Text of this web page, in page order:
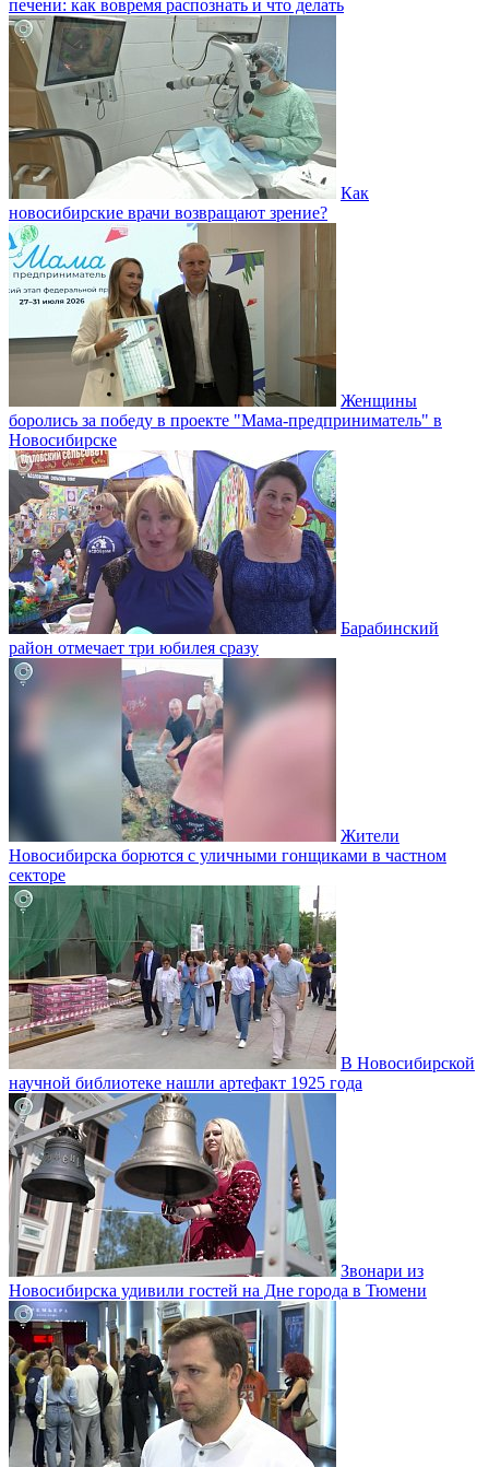
печени: как вовремя распознать и что делать
Как
новосибирские врачи возвращают зрение?
Женщины
боролись за победу в проекте "Мама-предприниматель" в
Новосибирске
Барабинский
район отмечает три юбилея сразу
Жители
Новосибирска борются с уличными гонщиками в частном
секторе
В Новосибирской
научной библиотеке нашли артефакт 1925 года
Звонари из
Новосибирска удивили гостей на Дне города в Тюмени